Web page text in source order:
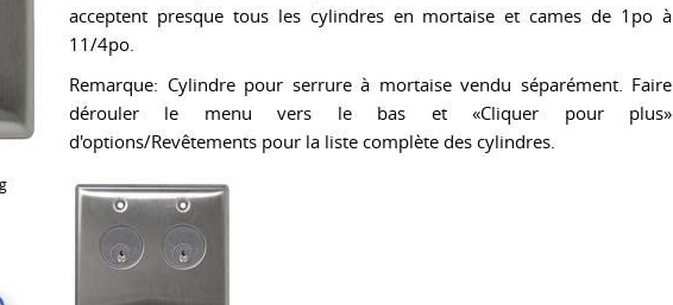
acceptent presque tous les cylindres en mortaise et cames de 1po à
11/4po.
Remarque: Cylindre pour serrure à mortaise vendu séparément. Faire
dérouler le menu vers le bas et «Cliquer pour plus»
d'options/Revêtements pour la liste complète des cylindres.